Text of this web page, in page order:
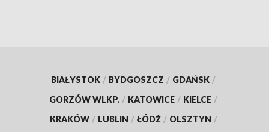
BIAŁYSTOK / BYDGOSZCZ / GDAŃSK /
GORZÓW WLKP. / KATOWICE / KIELCE /
KRAKÓW / LUBLIN / ŁÓDŹ / OLSZTYN /